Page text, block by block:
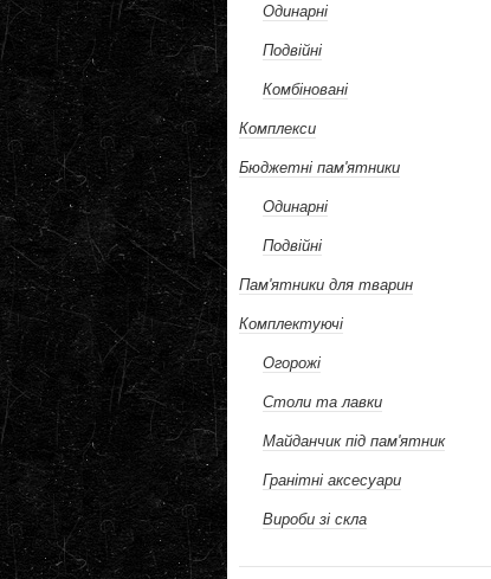
Одинарні
Подвійні
Комбіновані
Комплекси
Бюджетні пам'ятники
Одинарні
Подвійні
Пам'ятники для тварин
Комплектуючі
Огорожі
Столи та лавки
Майданчик під пам'ятник
Гранітні аксесуари
Вироби зі скла